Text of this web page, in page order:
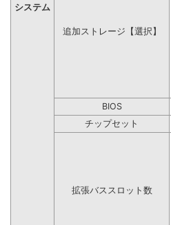
システム
追加ストレージ【選択】
BIOS
チップセット
拡張バススロット数